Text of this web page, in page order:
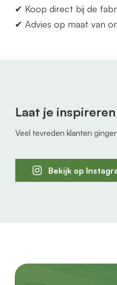
✔ Koop direct bij de
✔ Advies op maat van
Laat je inspireren
Veel tevreden klanten
Bekijk op